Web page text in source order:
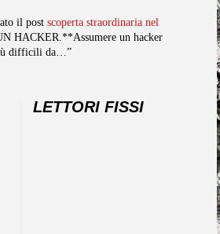
il post scoperta straordinaria nel
HACKER.**Assumere un hacker
difficili da…”
LETTORI FISSI